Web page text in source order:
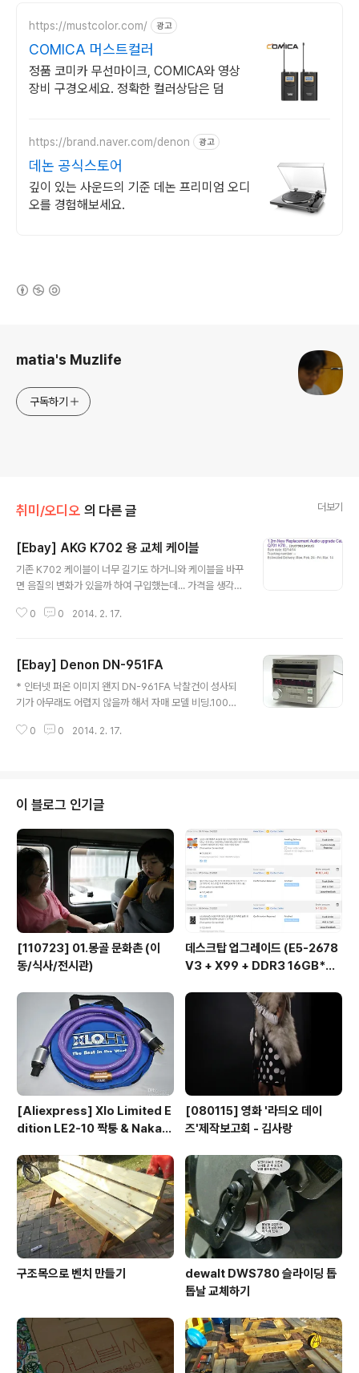
https://mustcolor.com/ 광고
COMICA 머스트컬러
정품 코미카 무선마이크, COMICA와 영상
장비 구경오세요. 정확한 컬러상담은 덤
https://brand.naver.com/denon 광고
데논 공식스토어
깊이 있는 사운드의 기준 데논 프리미엄 오디
오를 경험해보세요.
matia's Muzlife
구독하기
취미/오디오 의 다른 글 더보기
[Ebay] AKG K702 용 교체 케이블
기존 K702 케이블이 너무 길기도 하거니와 케이블을 바꾸
면 음질의 변화가 있을까 하여 구입했는데... 가격을 생각하
0 0 2014. 2. 17.
[Ebay] Denon DN-951FA
* 인터넷 퍼온 이미지 왠지 DN-961FA 낙찰건이 성사되
기가 아무래도 어렵지 않을까 해서 자매 모델 비딩.100
게 낙찰되긴 했지만 카트리지가 생각보다 넘 비싸네... 10
MD11로 출력되는 무손실 음원보다 소리가 좀 더 명료하
다. 암튼 만족. 카트리지 몇 장 더 사고 싶은데 가격이 만만
찮다.
0 0 2014. 2. 17.
이 블로그 인기글
[110723] 01.몽골 문화촌 (이
동/식사/전시관)
데스크탑 업그레이드 (E5-2678
V3 + X99 + DDR3 16GB*
[Aliexpress] Xlo Limited E
dition LE2-10 짝퉁 & Nakam
[080115] 영화 '라듸오 데이
즈'제작보고회 - 김사랑
구조목으로 벤치 만들기
dewalt DWS780 슬라이딩 톱
톱날 교체하기